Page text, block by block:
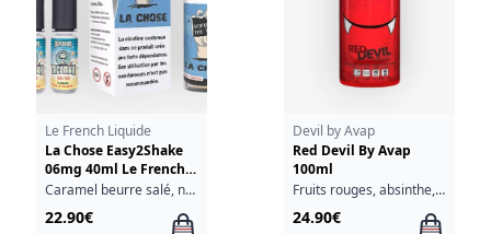
Le French Liquide
La Chose Easy2Shake
06mg 40ml Le French
Liquide
Caramel beurre salé, noisette, café, noix de pécan, vanille
22.90€
Devil by Avap
Red Devil By Avap
100ml
Fruits rouges, absinthe, réglisse
24.90€